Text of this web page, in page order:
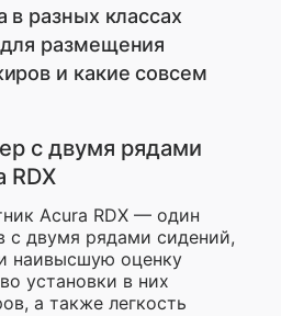
в разных классах
размещения
и какие совсем
с двумя рядами
RDX
Acura RDX — один
с двумя рядами сидений,
наивысшую оценку
установки в них
а также легкость